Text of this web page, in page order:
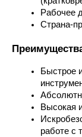
Рабочее
Страна-
Быстрое
Высокая
работе с